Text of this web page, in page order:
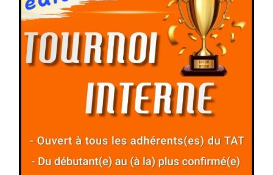
Tournoi interne 2023 – 2024